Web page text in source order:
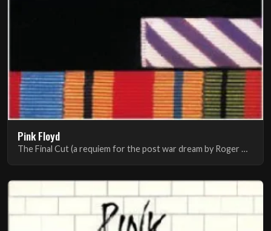
Pink Floyd
The Final Cut (a requiem for the post war dream by Roger Waters)